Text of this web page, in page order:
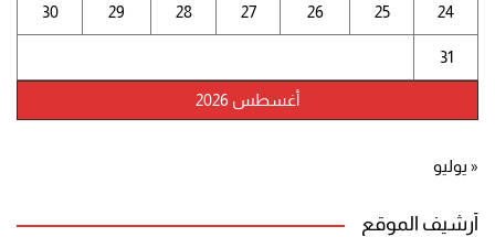
أغسطس 2026
24
25
26
27
28
29
30
31
« يوليو
أرشيف الموقع